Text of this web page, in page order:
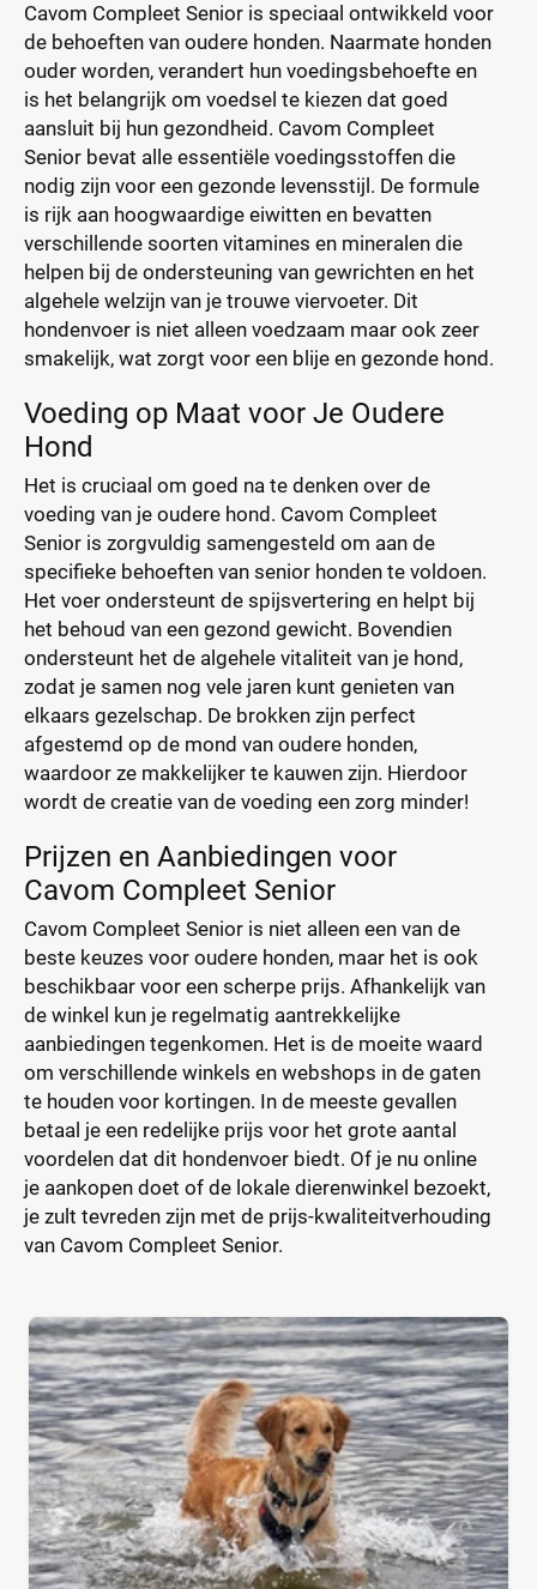
Cavom Compleet Senior is speciaal ontwikkeld voor
de behoeften van oudere honden. Naarmate honden
ouder worden, verandert hun voedingsbehoefte en
is het belangrijk om voedsel te kiezen dat goed
aansluit bij hun gezondheid. Cavom Compleet
Senior bevat alle essentiële voedingsstoffen die
nodig zijn voor een gezonde levensstijl. De formule
is rijk aan hoogwaardige eiwitten en bevatten
verschillende soorten vitamines en mineralen die
helpen bij de ondersteuning van gewrichten en het
algehele welzijn van je trouwe viervoeter. Dit
hondenvoer is niet alleen voedzaam maar ook zeer
smakelijk, wat zorgt voor een blije en gezonde hond.
Voeding op Maat voor Je Oudere
Hond
Het is cruciaal om goed na te denken over de
voeding van je oudere hond. Cavom Compleet
Senior is zorgvuldig samengesteld om aan de
specifieke behoeften van senior honden te voldoen.
Het voer ondersteunt de spijsvertering en helpt bij
het behoud van een gezond gewicht. Bovendien
ondersteunt het de algehele vitaliteit van je hond,
zodat je samen nog vele jaren kunt genieten van
elkaars gezelschap. De brokken zijn perfect
afgestemd op de mond van oudere honden,
waardoor ze makkelijker te kauwen zijn. Hierdoor
wordt de creatie van de voeding een zorg minder!
Prijzen en Aanbiedingen voor
Cavom Compleet Senior
Cavom Compleet Senior is niet alleen een van de
beste keuzes voor oudere honden, maar het is ook
beschikbaar voor een scherpe prijs. Afhankelijk van
de winkel kun je regelmatig aantrekkelijke
aanbiedingen tegenkomen. Het is de moeite waard
om verschillende winkels en webshops in de gaten
te houden voor kortingen. In de meeste gevallen
betaal je een redelijke prijs voor het grote aantal
voordelen dat dit hondenvoer biedt. Of je nu online
je aankopen doet of de lokale dierenwinkel bezoekt,
je zult tevreden zijn met de prijs-kwaliteitverhouding
van Cavom Compleet Senior.